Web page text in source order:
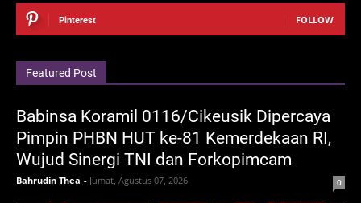
Pinterest FOLLOW
Featured Post
Babinsa Koramil 0116/Cikeusik Dipercaya
Pimpin PHBN HUT ke-81 Kemerdekaan RI,
Wujud Sinergi TNI dan Forkopimcam
Bahrudin Thea - Jumat, Agustus 07, 2026 0